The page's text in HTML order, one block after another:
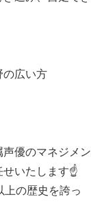
の広い方
優のマネジメン
せいたします☝️
上の歴史を誇っ